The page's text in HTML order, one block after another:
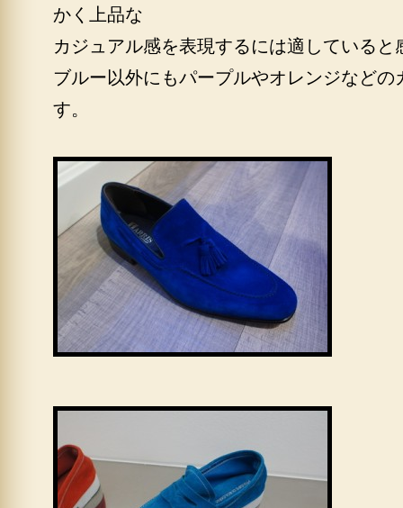
かく上品な
カジュアル感を表現するには適していると
ブルー以外にもパープルやオレンジなどの
す。